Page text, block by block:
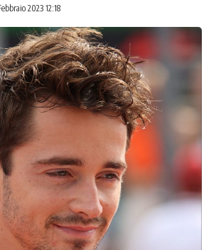
2023 12:18